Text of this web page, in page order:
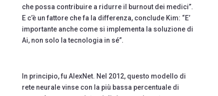
che possa contribuire a ridurre il burnout dei medici”.
E c’è un fattore che fa la differenza, conclude Kim: “E’
importante anche come si implementa la soluzione di
Ai, non solo la tecnologia in sé”.
In principio, fu AlexNet. Nel 2012, questo modello di
rete neurale vinse con la più bassa percentuale di